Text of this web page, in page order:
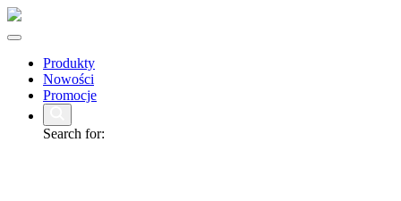
Produkty
Nowości
Promocje
Search for: